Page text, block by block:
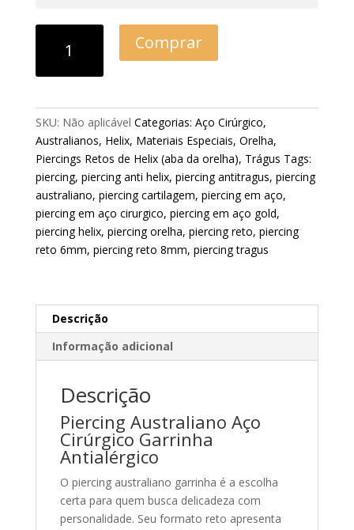
Comprar
SKU: Não aplicável Categorias: Aço Cirúrgico,
Australianos, Helix, Materiais Especiais, Orelha,
Piercings Retos de Helix (aba da orelha), Trágus Tags:
piercing, piercing anti helix, piercing antitragus, piercing
australiano, piercing cartilagem, piercing em aço,
piercing em aço cirurgico, piercing em aço gold,
piercing helix, piercing orelha, piercing reto, piercing
reto 6mm, piercing reto 8mm, piercing tragus
Descrição
Informação adicional
Descrição
Piercing Australiano Aço
Cirúrgico Garrinha
Antialérgico
O piercing australiano garrinha é a escolha
certa para quem busca delicadeza com
personalidade. Seu formato reto apresenta